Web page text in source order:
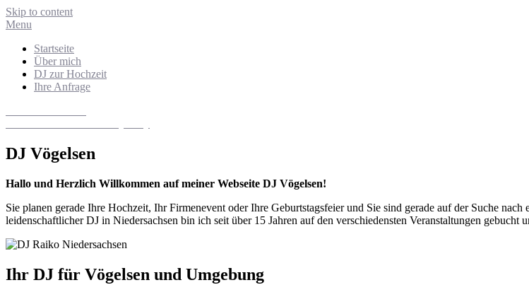
Skip to content
Menu
Startseite
Über mich
DJ zur Hochzeit
Ihre Anfrage
DJ Vögelsen
Hallo und Herzlich Willkommen auf meiner Webseite DJ Vögelsen!
Sie planen gerade Ihre Hochzeit, Ihr Firmenevent oder Ihre Geburtstagsfeier und Sie sind gerade auf der Suche
leidenschaftlicher DJ in Niedersachsen bin ich seit über 15 Jahren auf den verschiedensten Veranstaltungen
Ihr DJ für Vögelsen und Umgebung